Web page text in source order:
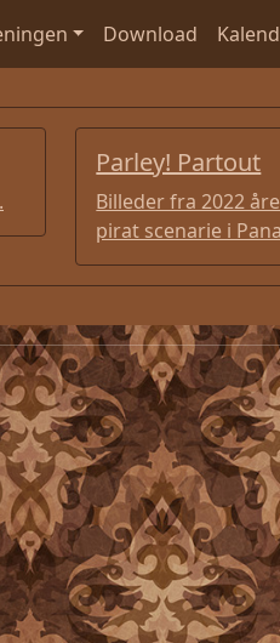
Download
Parley! Partout
Billeder fra 2022
pirat scenarie i